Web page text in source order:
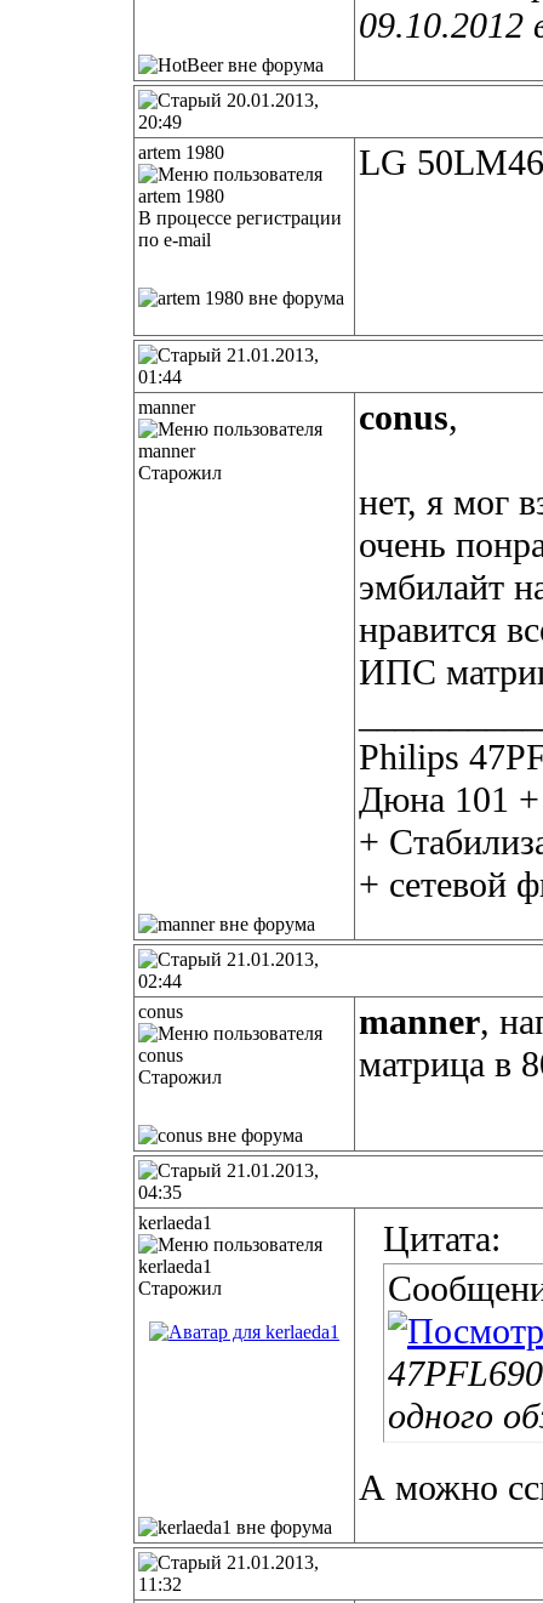
09.10.2012
20.01.2013,
20:49
artem 1980
В процессе регистрации
по e-mail
LG
21.01.2013,
01:44
manner
Старожил
conus,
нет, я мог
очень
эмбилайт
нравится
ИПС
Philips
Дюна 101
+
+ сетевой
21.01.2013,
02:44
conus
Старожил
manner,
матрица в
21.01.2013,
04:35
kerlaeda1
Старожил
Цитата:
одного
А можно
21.01.2013,
11:32